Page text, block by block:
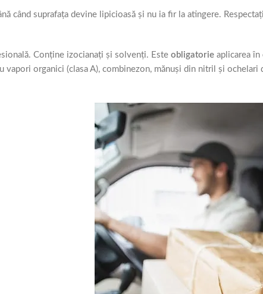
când suprafața devine lipicioasă și nu ia fir la atingere.
Conține izocianați și solvenți. Este obligatorie aplicarea
organici (clasa A), combinezon, mănuși din nitril și ochelari